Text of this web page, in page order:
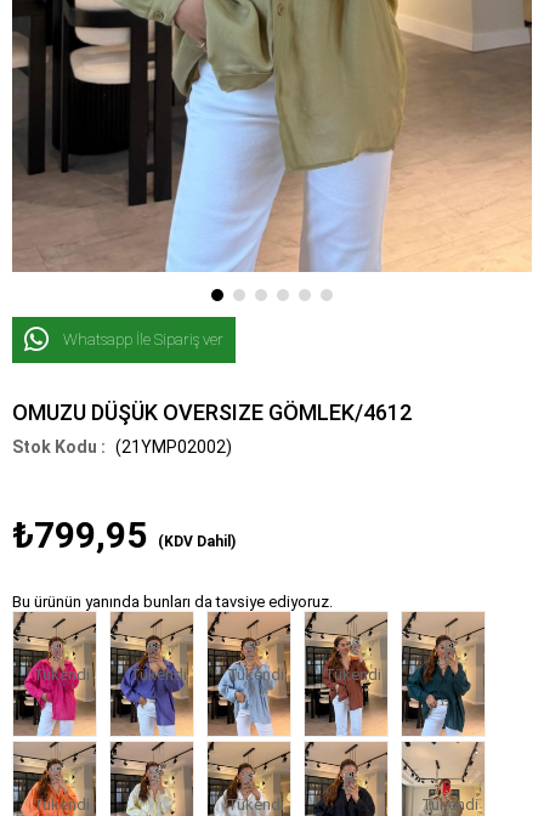
Whatsapp İle Sipariş ver
OMUZU DÜŞÜK OVERSIZE GÖMLEK/4612
(21YMP02002)
₺799,95 (KDV Dahil)
Bu ürünün yanında bunları da tavsiye ediyoruz.
Tükendi Tükendi Tükendi Tükendi
Tükendi Tükendi Tükendi